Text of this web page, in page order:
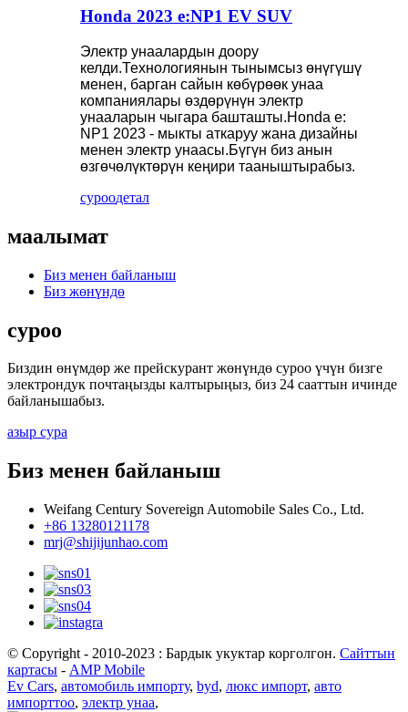
Honda 2023 e:NP1 EV SUV
Электр унаалардын доору
келди.Технологиянын тынымсыз өнүгүшү
менен, барган сайын көбүрөөк унаа
компаниялары өздөрүнүн электр
унааларын чыгара башташты.Honda e:
NP1 2023 - мыкты аткаруу жана дизайны
менен электр унаасы.Бүгүн биз анын
өзгөчөлүктөрүн кеңири тааныштырабыз.
суроодетал
маалымат
Биз менен байланыш
Биз жөнүндө
суроо
Биздин өнүмдөр же прейскурант жөнүндө суроо үчүн бизге
электрондук почтаңызды калтырыңыз, биз 24 сааттын ичинде
байланышабыз.
азыр сура
Биз менен байланыш
Weifang Century Sovereign Automobile Sales Co., Ltd.
+86 13280121178
mrj@shijijunhao.com
© Copyright - 2010-2023 : Бардык укуктар корголгон. Сайттын
картасы - AMP Mobile
Ev Cars, автомобиль импорту, byd, люкс импорт, авто
импорттоо, электр унаа,